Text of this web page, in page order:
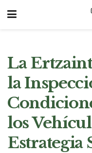
La
la
los
Estrategia